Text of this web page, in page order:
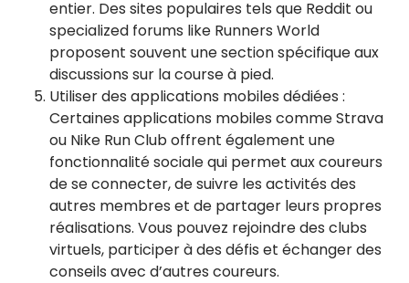
entier. Des sites populaires tels que Reddit ou
specialized forums like Runners World
proposent souvent une section spécifique aux
discussions sur la course à pied.
Utiliser des applications mobiles dédiées :
Certaines applications mobiles comme Strava
ou Nike Run Club offrent également une
fonctionnalité sociale qui permet aux coureurs
de se connecter, de suivre les activités des
autres membres et de partager leurs propres
réalisations. Vous pouvez rejoindre des clubs
virtuels, participer à des défis et échanger des
conseils avec d’autres coureurs.